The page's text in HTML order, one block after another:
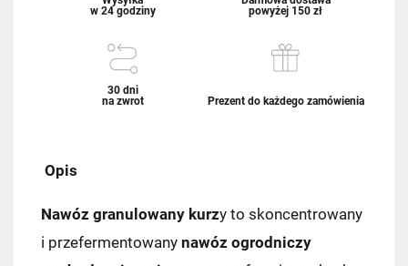
w 24 godziny
powyżej 150 zł
30 dni
na zwrot
Prezent do każdego zamówienia
Opis
Nawóz granulowany kurzy to skoncentrowany
i przefermentowany nawóz ogrodniczy